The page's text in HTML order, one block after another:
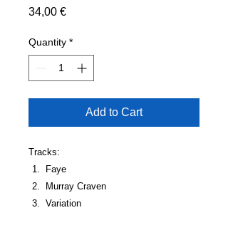
34,00 €Price
Quantity *
Add to Cart
Tracks:
Faye
Murray Craven
Variation